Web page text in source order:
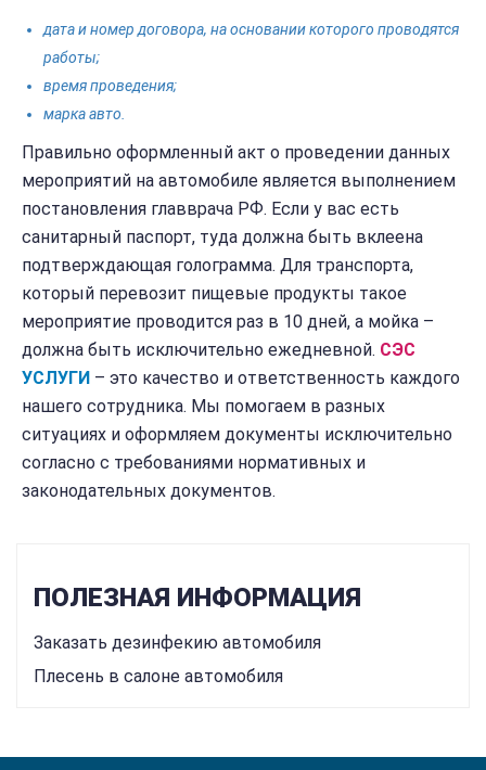
дата и номер договора, на основании которого проводятся
работы;
время проведения;
марка авто.
Правильно оформленный акт о проведении данных
мероприятий на автомобиле является выполнением
постановления главврача РФ. Если у вас есть
санитарный паспорт, туда должна быть вклеена
подтверждающая голограмма. Для транспорта,
который перевозит пищевые продукты такое
мероприятие проводится раз в 10 дней, а мойка –
должна быть исключительно ежедневной. СЭС
УСЛУГИ – это качество и ответственность каждого
нашего сотрудника. Мы помогаем в разных
ситуациях и оформляем документы исключительно
согласно с требованиями нормативных и
законодательных документов.
ПОЛЕЗНАЯ ИНФОРМАЦИЯ
Заказать дезинфекию автомобиля
Плесень в салоне автомобиля